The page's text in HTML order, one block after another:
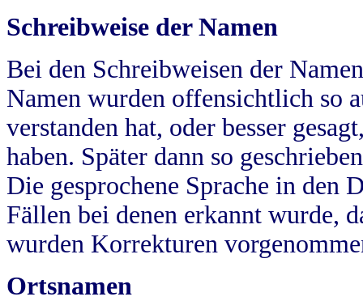
Schreibweise der Namen
Bei den Schreibweisen der
Namen wurden offensichtlich so
verstanden hat, oder besser
haben. Später dann so
Die gesprochene Sprache in
Fällen bei denen erkannt wurde,
wurden Korrekturen
Ortsnamen